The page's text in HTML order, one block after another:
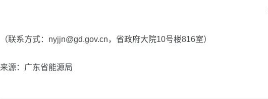
（联系方式：nyjjn@gd.gov.cn，省政府大院10号楼816室）
来源：广东省能源局